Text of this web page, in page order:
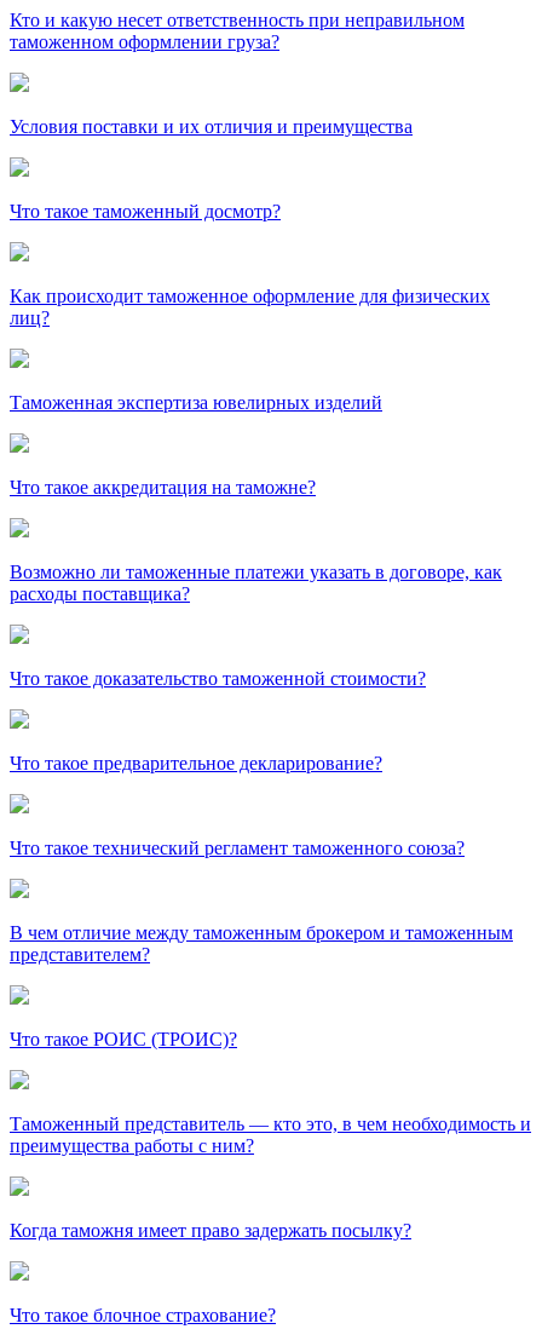
Кто и какую несет ответственность при неправильном
таможенном оформлении груза?
Условия поставки и их отличия и преимущества
Что такое таможенный досмотр?
Как происходит таможенное оформление для физических
лиц?
Таможенная экспертиза ювелирных изделий
Что такое аккредитация на таможне?
Возможно ли таможенные платежи указать в договоре, как
расходы поставщика?
Что такое доказательство таможенной стоимости?
Что такое предварительное декларирование?
Что такое технический регламент таможенного союза?
В чем отличие между таможенным брокером и таможенным
представителем?
Что такое РОИС (ТРОИС)?
Таможенный представитель — кто это, в чем необходимость и
преимущества работы с ним?
Когда таможня имеет право задержать посылку?
Что такое блочное страхование?